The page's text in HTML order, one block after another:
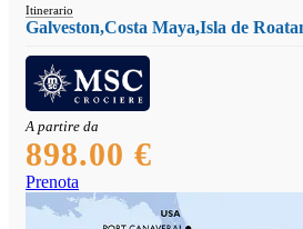
Itinerario
Galveston,Costa Maya,Isla de
A partire da
898.00 €
Prenota